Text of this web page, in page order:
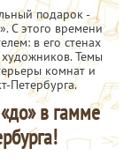
подарок -
С этого времени
в его стенах
Темы
комнат и
Петербурга.
в гамме